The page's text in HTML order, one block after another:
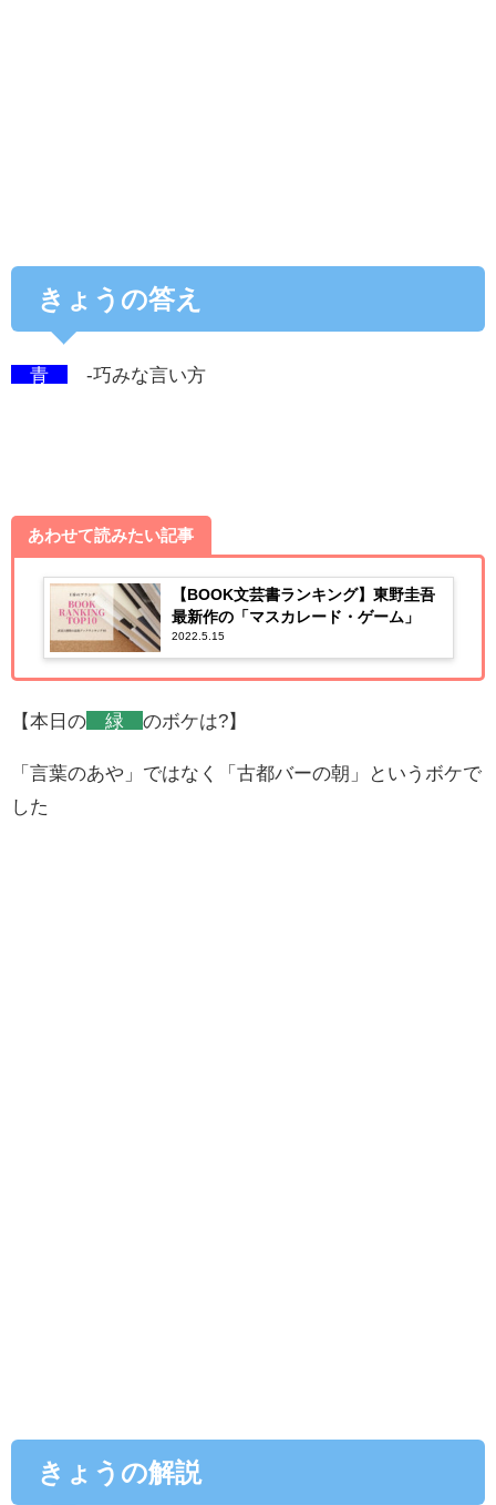
きょうの答え
青 -巧みな言い方
あわせて読みたい記事
【BOOK文芸書ランキング】東野圭吾
最新作の「マスカレード・ゲーム」
2022.5.15
【本日の 緑 のボケは?】
「言葉のあや」ではなく「古都バーの朝」というボケで
した
きょうの解説